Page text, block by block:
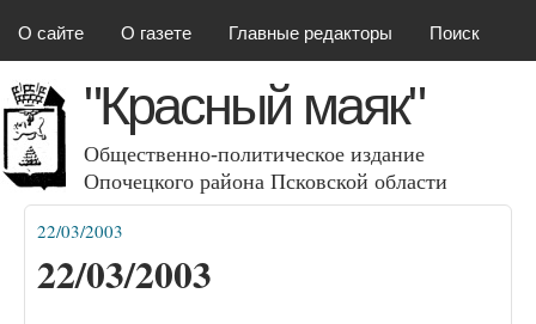
О сайте О газете Главные редакторы Поиск
"Красный маяк"
Общественно-политическое издание
Опочецкого района Псковcкой области
Вы здесь
22/03/2003
22/03/2003